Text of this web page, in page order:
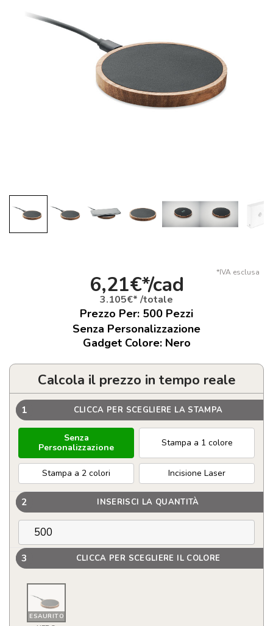
*IVA esclusa
6,21€*/cad
3.105€* /totale
Prezzo Per: 500 Pezzi
Senza Personalizzazione
Gadget Colore: Nero
Calcola il prezzo in tempo reale
1 CLICCA PER SCEGLIERE LA STAMPA
Senza
Personalizzazione
Stampa a 1 colore
Stampa a 2 colori Incisione Laser
2 INSERISCI LA QUANTITÀ
3 CLICCA PER SCEGLIERE IL COLORE
ESAURITO